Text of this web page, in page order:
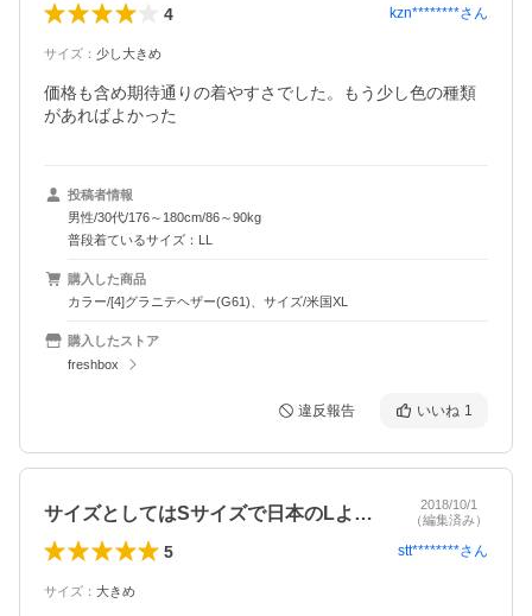
4 kzn********さん
サイズ ： 少し大きめ
価格も含め期待通りの着やすさでした。もう少し色の種類
があればよかった
投稿者情報
男性/30代/176～180cm/86～90kg
普段着ているサイズ：LL
購入した商品
カラー/[4]グラニテヘザー(G61)、サイズ/米国XL
購入したストア
freshbox
違反報告 いいね 1
サイズとしてはSサイズで日本のLよりも…
2018/10/1
（編集済み）
5 stt********さん
サイズ ： 大きめ